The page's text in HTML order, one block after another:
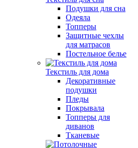
Подушки для сна
Одеяла
Топперы
Защитные чехлы
для матрасов
Постельное белье
Текстиль для дома
Декоративные
подушки
Пледы
Покрывала
Топперы для
диванов
Тканевые